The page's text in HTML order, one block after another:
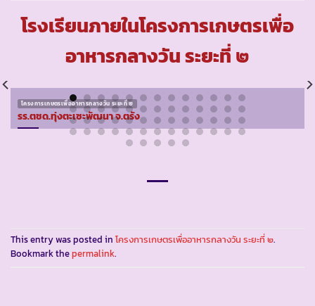
โรงเรียนภายในโครงการเกษตรเพื่อ
อาหารกลางวัน ระยะที่ ๒
โครงการเกษตรเพื่ออาหารกลางวัน ระยะที่ ๒
รร.ตชด.ทุ่งตะเซะพัฒนา จ.ตรัง
This entry was posted in โครงการเกษตรเพื่ออาหารกลางวัน ระยะที่ ๒.
Bookmark thepermalink.